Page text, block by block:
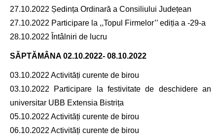
27.10.2022 Ședința Ordinară a Consiliului Județean
27.10.2022 Participare la ,,Topul Firmelor’’ ediția a -29-a
28.10.2022 Întâlniri de lucru
SĂPTĂMÂNA 02.10.2022- 08.10.2022
03.10.2022 Activități curente de birou
03.10.2022 Participare la festivitate de deschidere an
universitar UBB Extensia Bistrița
05.10.2022 Activități curente de birou
06.10.2022 Activități curente de birou